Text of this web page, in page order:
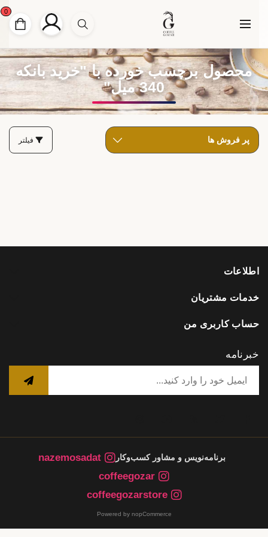
0
محصول برچسب خورده با "خرید بانکه
340 میل"
فیلتر
اطلاعات
خدمات مشتریان
حساب کاربری من
خبرنامه
برنامه‌نویس و مشاور کسب‌وکار
nazemosadat
coffeegozar
coffeegozarstore
Powered by nopCommerce